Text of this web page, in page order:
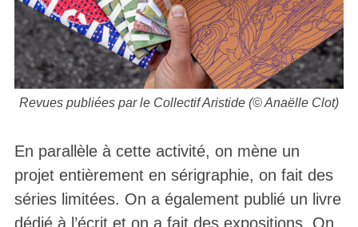
Revues publiées par le Collectif Aristide (© Anaëlle Clot)
En parallèle à cette activité, on mène un
projet entièrement en sérigraphie, on fait des
séries limitées. On a également publié un livre
dédié à l’écrit et on a fait des expositions. On